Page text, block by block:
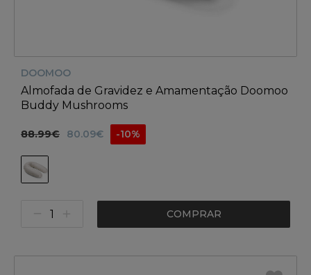
DOOMOO
Almofada de Gravidez e Amamentação Doomoo
Buddy Mushrooms
88.99€ 80.09€ -10%
COMPRAR